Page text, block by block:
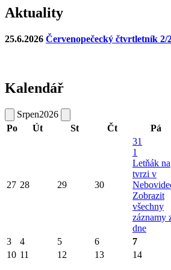
Aktuality
25.6.2026 Červenopečecký čtvrtletník 2/
Kalendář
Srpen2026
Po
Út St Čt Pá
27 28 29 30
31
1
Letňák na
tvrzi v
Zobrazit
všechny
záznamy
dne
3 4 5 6 7
10 11 12 13 14